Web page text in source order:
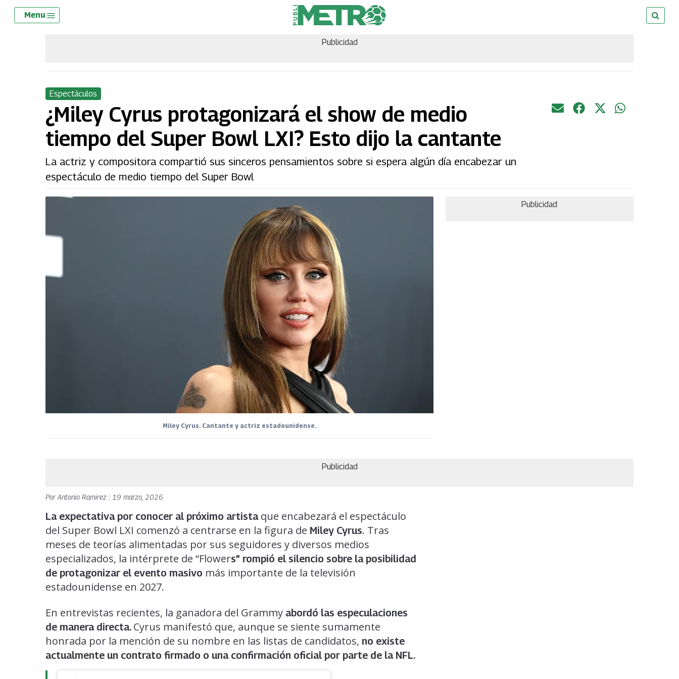
Skip
Menu
Publicidad
Espectáculos
¿Miley Cyrus protagonizará el show de medio
tiempo del Super Bowl LXI? Esto dijo la cantante
La actriz y compositora compartió sus sinceros pensamientos sobre si espera algún día encabezar un
espectáculo de medio tiempo del Super Bowl
Miley Cyrus. Cantante y actriz estadounidense.
Publicidad
Publicidad
PorAntonio Ramirez 19 marzo, 2026
La expectativa por conocer al próximo artista que encabezará el espectáculo
del Super Bowl LXI comenzó a centrarse en la figura de Miley Cyrus. Tras
meses de teorías alimentadas por sus seguidores y diversos medios
especializados, la intérprete de “Flowers” rompió el silencio sobre la posibilidad
de protagonizar el evento masivo más importante de la televisión
estadounidense en 2027.
En entrevistas recientes, la ganadora del Grammy abordó las especulaciones
de manera directa. Cyrus manifestó que, aunque se siente sumamente
honrada por la mención de su nombre en las listas de candidatos, no existe
actualmente un contrato firmado o una confirmación oficial por parte de la NFL.
Menu